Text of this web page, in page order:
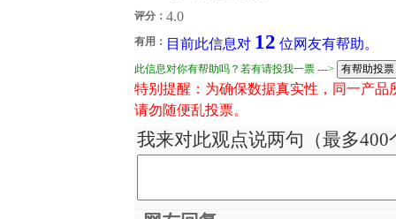
评分： 4.0
有用： 目前此信息对 12 位网友有帮助。
此信息对你有帮助吗？若有请投我一票 --->
特别提醒：为确保数据真实性，同一产
请勿随便乱投票。
我来对此观点说两句（最多400